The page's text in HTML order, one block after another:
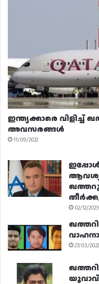
ഇന്ത്യക്കാരെ
അവസരങ്ങൾ
11/09/2022
02/12/2023
27/03/2022
യുവാവ്